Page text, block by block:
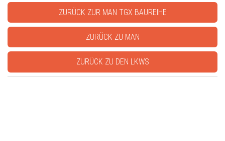
ZURÜCK ZUR MAN TGX BAUREIHE
ZURÜCK ZU MAN
ZURÜCK ZU DEN LKWS